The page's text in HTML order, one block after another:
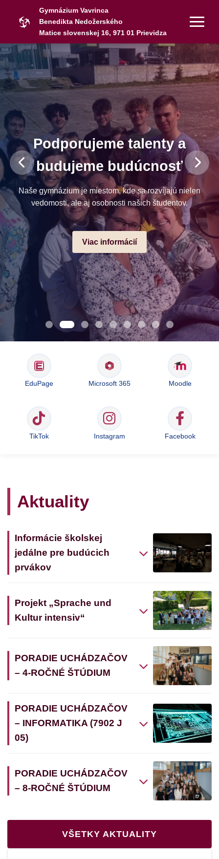
Gymnázium Vavrinca
Benedikta Nedožerského
Matice slovenskej 16, 971 01 Prievidza
Podporujeme talenty a
budujeme budúcnosť
Naše gymnázium je miestom, kde sa rozvíjajú nielen
vedomosti, ale aj osobnosti našich študentov.
Viac informácií
EduPage Microsoft 365 Moodle
TikTok Instagram Facebook
Aktuality
Informácie školskej
jedálne pre budúcich
prvákov
Projekt „Sprache und
Kultur intensiv“
PORADIE UCHÁDZAČOV
– 4-ROČNÉ ŠTÚDIUM
PORADIE UCHÁDZAČOV
– INFORMATIKA (7902 J
05)
PORADIE UCHÁDZAČOV
– 8-ROČNÉ ŠTÚDIUM
VŠETKY AKTUALITY